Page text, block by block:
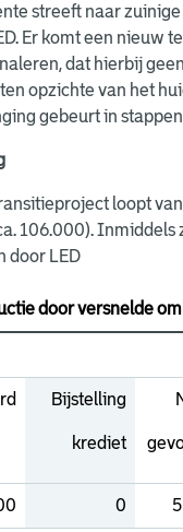
streeft naar
Er komt een nieuw
dat hierbij
opzichte van het
gebeurt in
loopt
106.000).
door LED
door versnelde
Bijstelling
krediet
0